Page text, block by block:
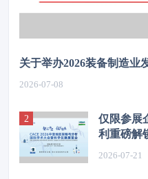
关于举办2026装备制造业
2026-07-08
仅限参展
利重磅解
2026-07-21